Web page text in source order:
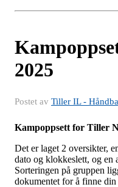
2025
Postet av Tiller IL -
Kampoppsett for Tiller
Det er laget 2 oversikter,
dato og klokkeslett, og en
Sorteringen på gruppen
dokumentet for å finne